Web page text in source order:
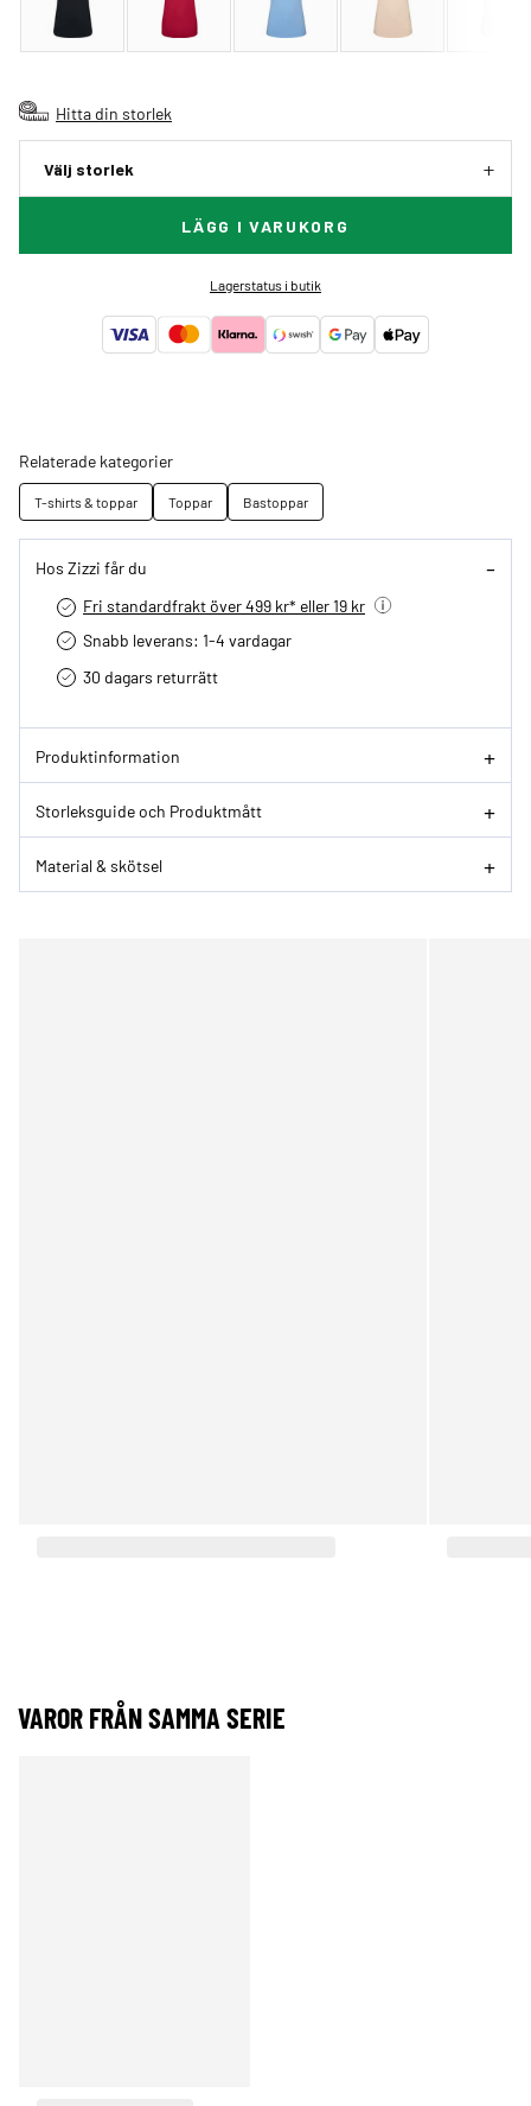
Hitta din storlek
Välj storlek
LÄGG I VARUKORG
Lagerstatus i butik
Relaterade kategorier
T-shirts & toppar Toppar Bastoppar
Hos Zizzi får du
Fri standardfrakt över 499 kr* eller 19 kr
Snabb leverans: 1-4 vardagar
30 dagars returrätt­
Produktinformation
Storleksguide och Produktmått
Material & skötsel
VAROR FRÅN SAMMA SERIE